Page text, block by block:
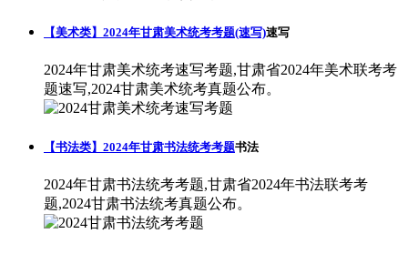
【美术类】2024年甘肃美术统考考题(速写)速写
2024年甘肃美术统考速写考题,甘肃省2024年美术联考考
题速写,2024甘肃美术统考真题公布。
【书法类】2024年甘肃书法统考考题书法
2024年甘肃书法统考考题,甘肃省2024年书法联考考
题,2024甘肃书法统考真题公布。